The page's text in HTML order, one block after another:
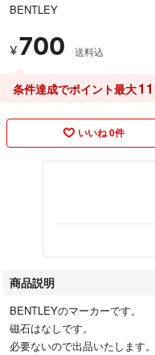
BENTLEY
¥700 送料込
条件達成でポイント最大11
いいね 0件
商品説明
BENTLEYのマーカーです。
磁石はなしです。
必要ないので出品いたします。